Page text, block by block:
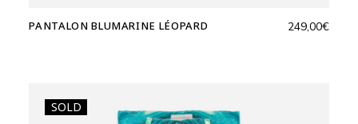
PANTALON BLUMARINE LÉOPARD 249,00€
SOLD